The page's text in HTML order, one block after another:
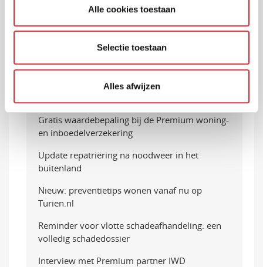
Alle cookies toestaan
Selectie toestaan
Alles afwijzen
Premiemodel autoverzekeringen XL verder
arbodienstverlener
Gratis waardebepaling bij de Premium woning-
en inboedelverzekering
Update repatriëring na noodweer in het
buitenland
Nieuw: preventietips wonen vanaf nu op
Turien.nl
Reminder voor vlotte schadeafhandeling: een
volledig schadedossier
Interview met Premium partner IWD